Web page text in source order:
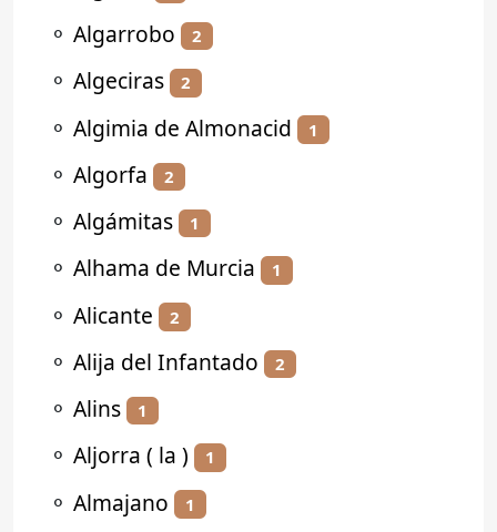
⚬ Algarrobo 2
⚬ Algeciras 2
⚬ Algimia de Almonacid 1
⚬ Algorfa 2
⚬ Algámitas 1
⚬ Alhama de Murcia 1
⚬ Alicante 2
⚬ Alija del Infantado 2
⚬ Alins 1
⚬ Aljorra ( la ) 1
⚬ Almajano 1